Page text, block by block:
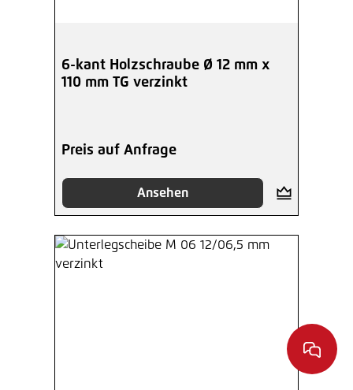
6-kant Holzschraube Ø 12 mm x
110 mm TG verzinkt
Preis auf Anfrage
Ansehen